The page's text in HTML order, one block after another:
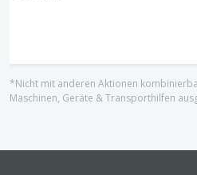
*Nicht mit anderen Aktionen
Maschinen, Geräte & Transporthilfen